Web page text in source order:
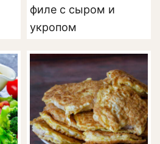
филе с сыром и
укропом